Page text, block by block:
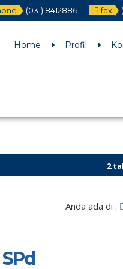
was called with an argument
(031) 8412886 fax
Home Profil
2 tahun
Anda ada di :